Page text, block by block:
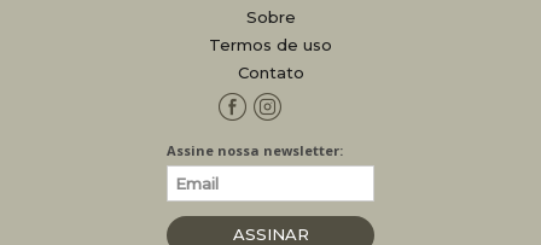
Sobre
Termos de uso
Contato
Assine nossa newsletter:
ASSINAR